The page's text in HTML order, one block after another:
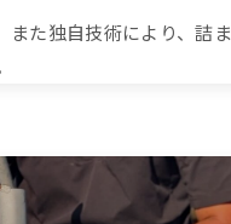
また独自技術により、詰ま